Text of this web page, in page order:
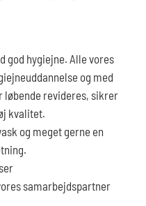
god hygiejne. Alle vores
og med
løbende revideres, sikrer
kvalitet.
og meget gerne en
samarbejdspartner